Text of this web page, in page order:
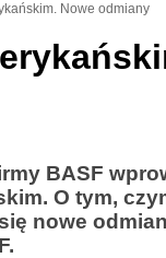
Nowe odmiany
BASF
O tym,
nowe